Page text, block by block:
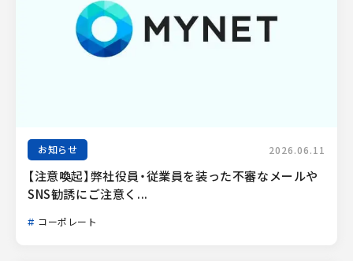
お知らせ 2026.06.11
【注意喚起】弊社役員・従業員を装った不審なメールや
SNS勧誘にご注意く...
コーポレート